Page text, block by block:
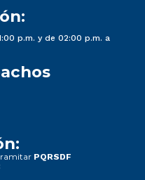
p.m. y de 02:00 p.m. a
PQRSDF